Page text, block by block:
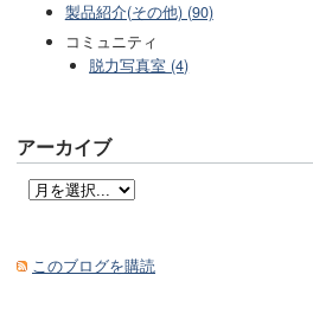
製品紹介(その他) (90)
コミュニティ
脱力写真室 (4)
アーカイブ
このブログを購読